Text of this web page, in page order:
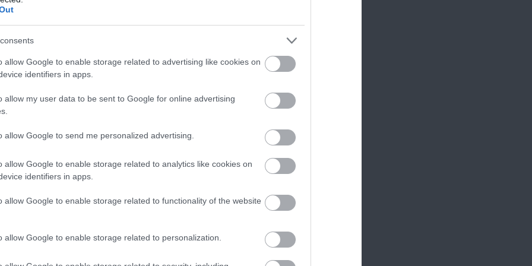
allow Google to enable storage related to advertising like cookies on
identifiers in apps.
allow my user data to be sent to Google for online advertising
allow Google to send me personalized advertising.
allow Google to enable storage related to analytics like cookies on
identifiers in apps.
allow Google to enable storage related to functionality of the website
allow Google to enable storage related to personalization.
mintha anyjához ragaszkodna.
object attachment) nemcsak embergyermekeknél, hanem egyes